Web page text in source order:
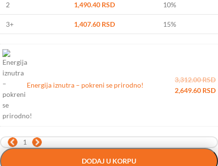
2 1,490.40 RSD 10%
3+ 1,407.60 RSD 15%
Energija iznutra – pokreni se prirodno!
3,312.00RSD
2,649.60 RSD
DODAJ U KORPU